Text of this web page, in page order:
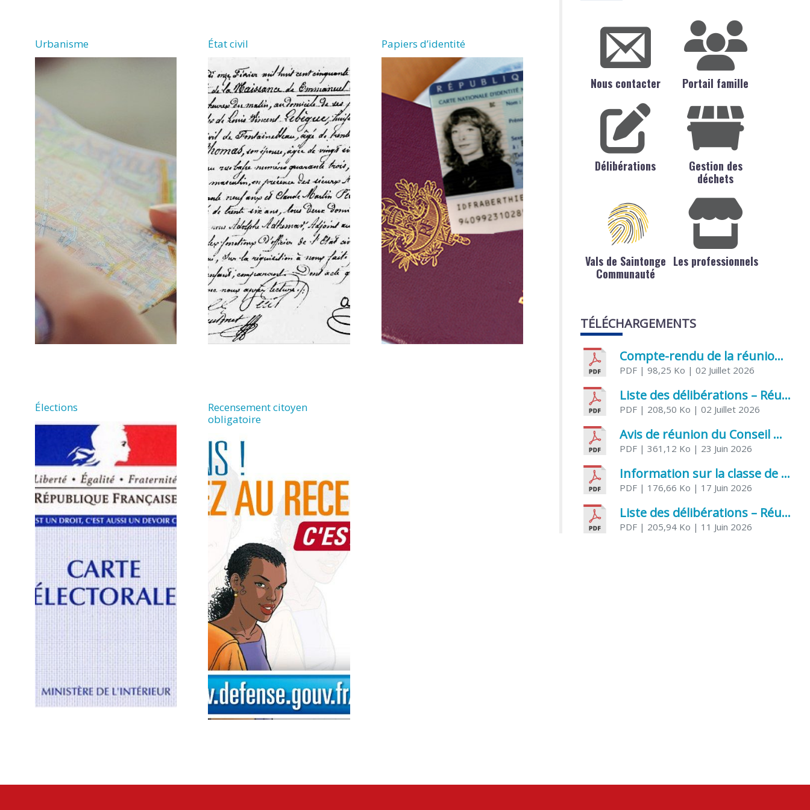
Urbanisme État civil Papiers d’identité
Élections
Recensement citoyen
obligatoire
Nous contacter Portail famille
Délibérations
Gestion des
déchets
Vals de Saintonge
Communauté
Les professionnels
TÉLÉCHARGEMENTS
Compte-rendu de la réunion du Conseil municipal du 05 juin 2026
PDF | 98,25 Ko | 02 Juillet 2026
Liste des délibérations – Réunion du Conseil municipal du 1er juillet 2026
PDF | 208,50 Ko | 02 Juillet 2026
Avis de réunion du Conseil municipal du 1er juillet 2026
PDF | 361,12 Ko | 23 Juin 2026
Information sur la classe de Très petite section à Saint Jean d’Angély
PDF | 176,66 Ko | 17 Juin 2026
Liste des délibérations – Réunion du Conseil municipal du 05 juin 2026
PDF | 205,94 Ko | 11 Juin 2026